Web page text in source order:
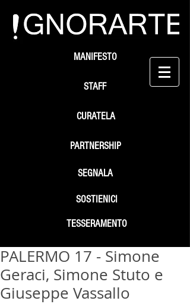
STAFF
SEGNALA
SOSTIENICI
MANIFESTO
PARTNERSHIP
TESSERAMENTO
CURATELA
PALERMO 17 - Simone
Geraci, Simone Stuto e
Giuseppe Vassallo